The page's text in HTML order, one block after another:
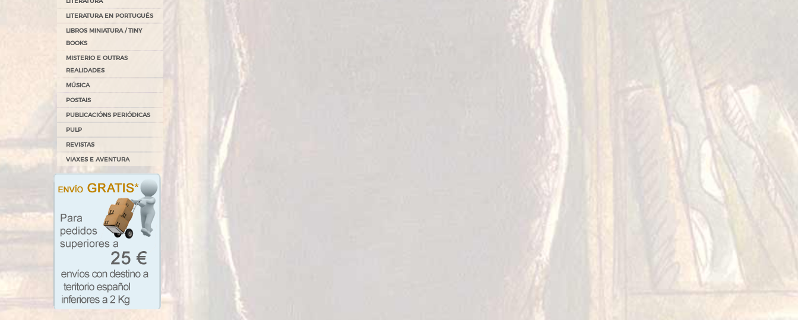
LITERATURA EN PORTUGUÉS
LIBROS MINIATURA / TINY
BOOKS
MISTERIO E OUTRAS
REALIDADES
MÚSICA
POSTAIS
PUBLICACIÓNS PERIÓDICAS
PULP
REVISTAS
VIAXES E AVENTURA